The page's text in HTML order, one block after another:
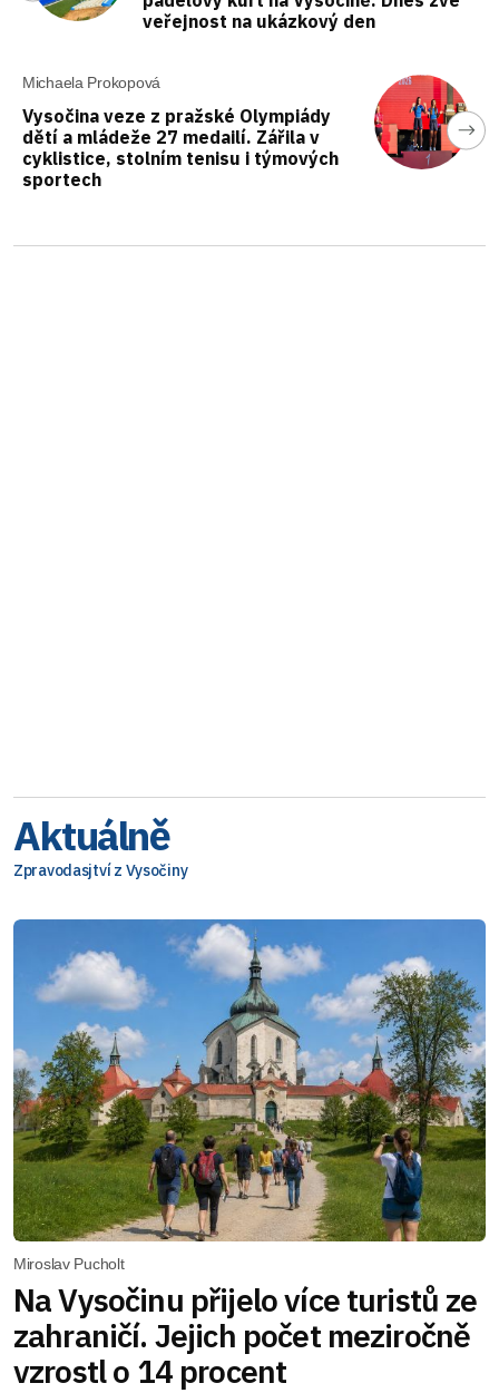
veřejnost na ukázkový den
Michaela Prokopová
Vysočina veze z pražské Olympiády
dětí a mládeže 27 medailí. Zářila v
cyklistice, stolním tenisu i týmových
sportech
Aktuálně
Zpravodasjtví z Vysočiny
Miroslav Pucholt
Na Vysočinu přijelo více turistů ze
zahraničí. Jejich počet meziročně
vzrostl o 14 procent